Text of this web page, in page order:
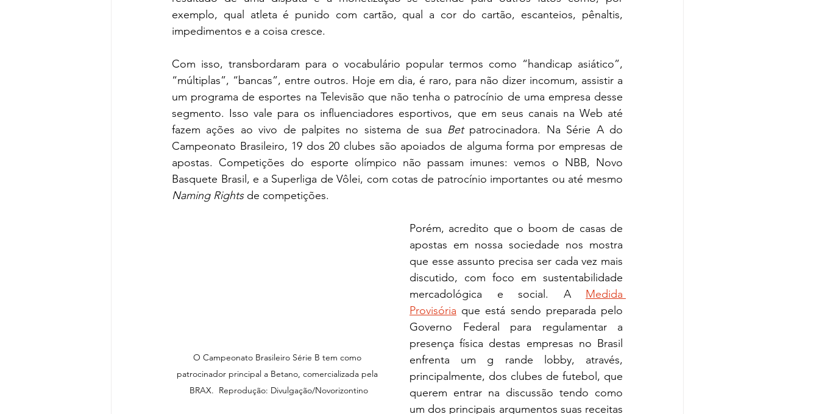
exemplo, qual atleta é punido com cartão, qual a cor do cartão, escanteios, pênaltis,
impedimentos e a coisa cresce.
Com isso, transbordaram para o vocabulário popular termos como “handicap asiático”,
“múltiplas”, “bancas”, entre outros. Hoje em dia, é raro, para não dizer incomum, assistir a
um programa de esportes na Televisão que não tenha o patrocínio de uma empresa desse
segmento. Isso vale para os influenciadores esportivos, que em seus canais na Web até
fazem ações ao vivo de palpites no sistema de sua Bet patrocinadora. Na Série A do
Campeonato Brasileiro, 19 dos 20 clubes são apoiados de alguma forma por empresas de
apostas. Competições do esporte olímpico não passam imunes: vemos o NBB, Novo
Naming Rights de competições.
O Campeonato Brasileiro Série B tem como
patrocinador principal a Betano, comercializada pela
BRAX.  Reprodução: Divulgação/Novorizontino
Porém, acredito que o boom de casas de
apostas em nossa sociedade nos mostra
que esse assunto precisa ser cada vez mais
discutido, com foco em sustentabilidade
mercadológica e social. A Medida
Provisória que está sendo preparada pelo
Governo Federal para regulamentar a
presença física destas empresas no Brasil
enfrenta um g rande lobby, através,
principalmente, dos clubes de futebol, que
querem entrar na discussão tendo como
um dos principais argumentos suas receitas